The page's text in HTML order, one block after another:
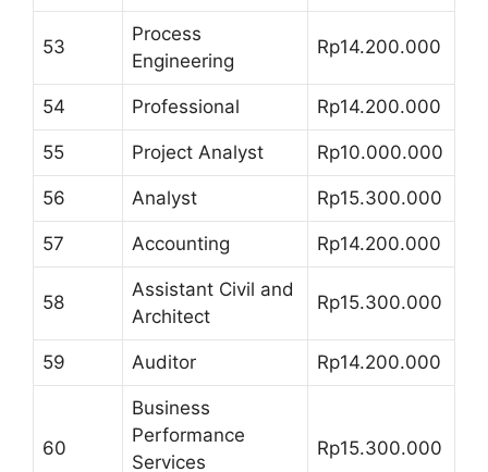
53
Process
Engineering
Rp14.200.000
54 Professional Rp14.200.000
55 Project Analyst Rp10.000.000
56 Analyst Rp15.300.000
57 Accounting Rp14.200.000
58
Assistant Civil and
Architect
Rp15.300.000
59 Auditor Rp14.200.000
60
Business
Performance
Services
Rp15.300.000